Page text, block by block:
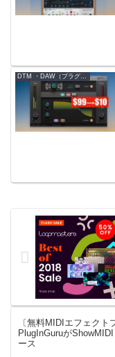
〔無料MIDIエフェクト
PlugInGuruが
ース